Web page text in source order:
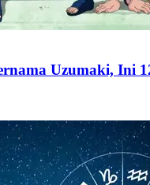
Uzumaki, Ini